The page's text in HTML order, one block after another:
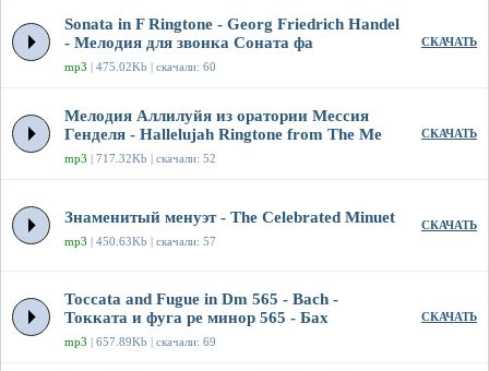
Sonata in F Ringtone - Georg Friedrich Handel
- Мелодия для звонка Соната фа
mp3 | 475.02Kb | скачали: 60
СКАЧАТЬ
Мелодия Аллилуйя из оратории Мессия
Генделя - Hallelujah Ringtone from The Me
mp3 | 717.32Kb | скачали: 52
СКАЧАТЬ
Знаменитый менуэт - The Celebrated Minuet
mp3 | 450.63Kb | скачали: 57
СКАЧАТЬ
Toccata and Fugue in Dm 565 - Bach -
Токката и фуга ре минор 565 - Бах
mp3 | 657.89Kb | скачали: 69
СКАЧАТЬ